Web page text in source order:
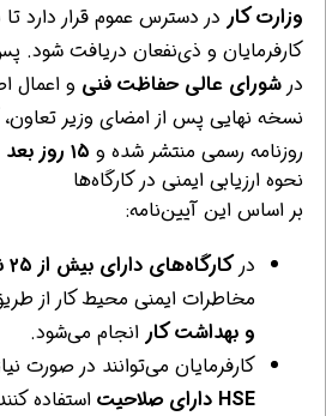
وزارت کار در دسترس عموم قرار دارد
کارفرمایان و ذی‌نفعان دریافت شود.
در شورای عالی حفاظت فنی و اعمال
نسخه نهایی پس از امضای وزیر تعاون،
روزنامه رسمی منتشر شده و ۱۵ روز بعد لازم‌الاجرا خواهد بود
نحوه ارزیابی ایمنی در کارگاه‌ها
بر اساس این آیین‌نامه:
درکارگاه‌های دارای بیش از ۲۵ نفر کارگر
مخاطرات ایمنی محیط کار از
و بهداشت کار انجام می‌شود.
کارفرمایان می‌توانند در صورت
HSE دارای صلاحیت
استفاده